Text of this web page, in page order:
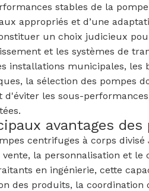
stables de la
appropriés et d’une
un choix judicieux
et les systèmes de
installations municipales,
la sélection des pompes
d'éviter les sous-
avantages
centrifuges à corps
vente, la personnalisation et
en ingénierie, cette
des produits, la